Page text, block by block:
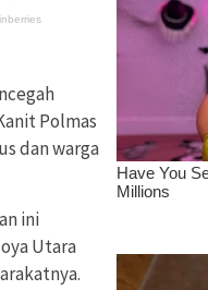
Polmas
dan warga
ini
Utara